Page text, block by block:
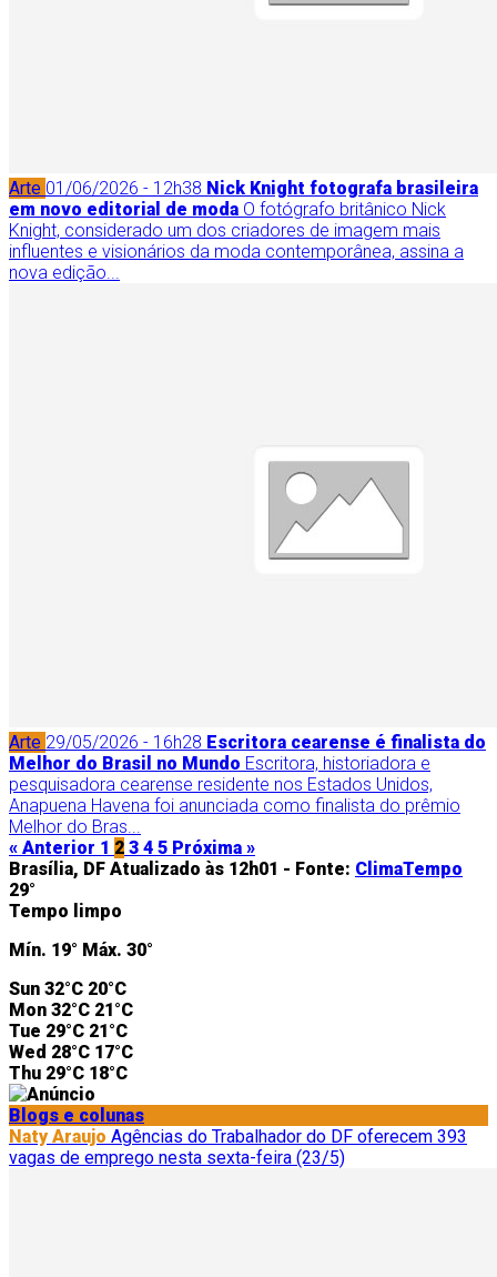
Arte 01/06/2026 - 12h38 Nick Knight fotografa brasileira
em novo editorial de moda O fotógrafo britânico Nick
Knight, considerado um dos criadores de imagem mais
influentes e visionários da moda contemporânea, assina a
nova edição...
Arte 29/05/2026 - 16h28 Escritora cearense é finalista do
Melhor do Brasil no Mundo Escritora, historiadora e
pesquisadora cearense residente nos Estados Unidos,
Anapuena Havena foi anunciada como finalista do prêmio
Melhor do Bras...
« Anterior 1 2 3 4 5 Próxima »
Brasília, DF Atualizado às 12h01 - Fonte: ClimaTempo
29°
Tempo limpo
Mín. 19° Máx. 30°
Sun 32°C 20°C
Mon 32°C 21°C
Tue 29°C 21°C
Wed 28°C 17°C
Thu 29°C 18°C
Blogs e colunas
Naty Araujo Agências do Trabalhador do DF oferecem 393
vagas de emprego nesta sexta-feira (23/5)